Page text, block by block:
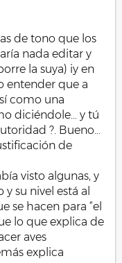
de tono que los
nada editar y
la suya) iy en
entender que a
como una
diciéndole… y tú
?. Bueno…
de
visto algunas, y
su nivel está al
se hacen para “el
lo que explica de
aves
explica